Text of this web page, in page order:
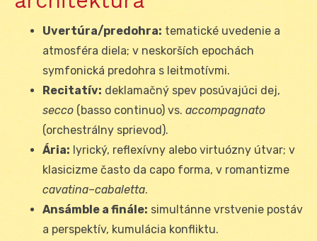
Uvertúra/predohra: tematické uvedenie a
atmosféra diela; v neskorších epochách
symfonická predohra s leitmotívmi.
Recitatív: deklamačný spev posúvajúci dej,
secco (basso continuo) vs. accompagnato
(orchestrálny sprievod).
Ária: lyrický, reflexívny alebo virtuózny útvar; v
klasicizme často da capo forma, v romantizme
cavatina–cabaletta.
Ansámble a finále: simultánne vrstvenie postáv
a perspektív, kumulácia konfliktu.